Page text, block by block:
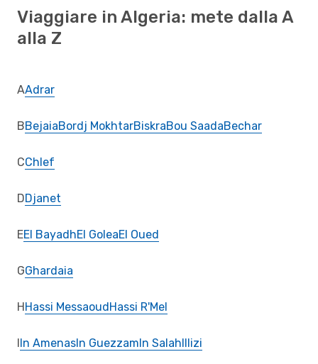
Viaggiare in Algeria: mete dalla A
alla Z
AAdrar
BBejaiaBordj MokhtarBiskraBou SaadaBechar
CChlef
DDjanet
EEl BayadhEl GoleaEl Oued
GGhardaia
HHassi MessaoudHassi R'Mel
IIn AmenasIn GuezzamIn SalahIllizi